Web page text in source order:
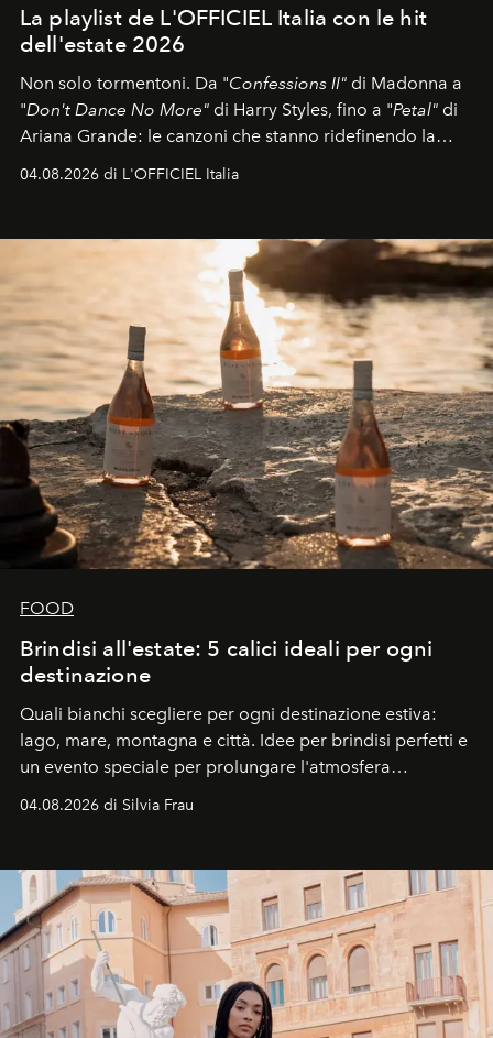
La playlist de L'OFFICIEL Italia con le hit
dell'estate 2026
Non solo tormentoni. Da "Confessions II" di Madonna a
"Don't Dance No More" di Harry Styles, fino a "Petal" di
Ariana Grande: le canzoni che stanno ridefinendo la
colonna sonora della stagione.
04.08.2026 di L'OFFICIEL Italia
FOOD
Brindisi all'estate: 5 calici ideali per ogni
destinazione
Quali bianchi scegliere per ogni destinazione estiva:
lago, mare, montagna e città. Idee per brindisi perfetti e
un evento speciale per prolungare l'atmosfera
04.08.2026 di Silvia Frau